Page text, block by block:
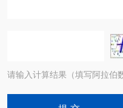
请输入计算结果（填写阿拉伯